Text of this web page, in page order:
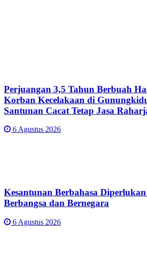
Perjuangan 3,5 Tahun Berbuah
Korban Kecelakaan di
Santunan Cacat Tetap Jasa
6 Agustus 2026
Kesantunan Berbahasa
Berbangsa dan Bernegara
6 Agustus 2026